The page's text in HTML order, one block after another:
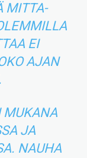
MITTA-
EI
AJAN
MUKANA
JA
NAUHA